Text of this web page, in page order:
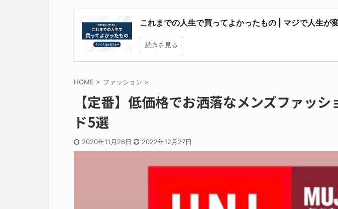
これまでの人生で買ってよかったもの | マジで人生が
続きを見る
HOME > ファッション >
【定番】低価格でお洒落なメンズファッ
ド5選
2020年11月26日 2022年12月27日